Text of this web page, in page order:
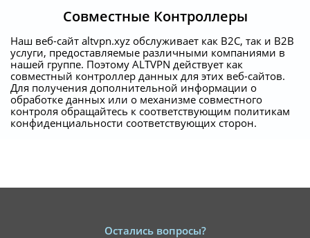
Совместные Контроллеры
Наш веб-сайт altvpn.xyz обслуживает как B2C, так и B2B
услуги, предоставляемые различными компаниями в
нашей группе. Поэтому ALTVPN действует как
совместный контроллер данных для этих веб-сайтов.
Для получения дополнительной информации о
обработке данных или о механизме совместного
контроля обращайтесь к соответствующим политикам
конфиденциальности соответствующих сторон.
Остались вопросы?